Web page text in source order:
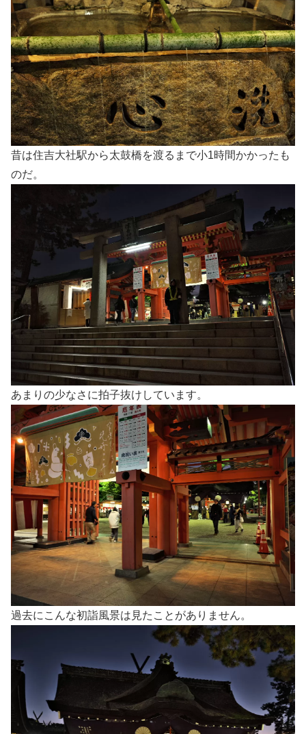
昔は住吉大社駅から太鼓橋を渡るまで小1時間かかったも
のだ。
あまりの少なさに拍子抜けしています。
過去にこんな初詣風景は見たことがありません。